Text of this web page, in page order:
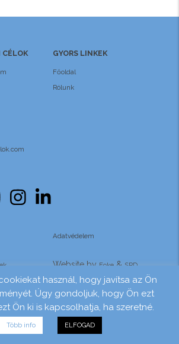
CÉLOK GYORS LINKEK
Főoldal
Rólunk
Adatvédelem
Website by Foke& SRD
használ, hogy javítsa az Ön
Úgy gondoljuk, hogy Ön ezt
Ön ki is kapcsolhatja, ha szeretné.
Több info ELFOGAD